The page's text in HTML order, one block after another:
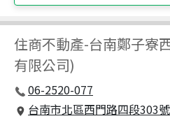
住商不動產-台南鄭子寮
有限公司)
06-2520-077
台南市北區西門路四段303